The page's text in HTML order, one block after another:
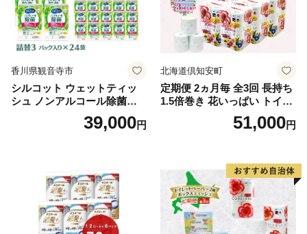
香川県観音寺市
シルコット ウェットティッ
シュ ノンアルコール除菌詰
替（43枚×3P）×24袋 日用品
おもちゃ 拭き取り 手拭き 外
39,000円
北海道倶知安町
定期便 2ヵ月毎 全3回 長持ち
1.5倍巻き 花いっぱい トイレ
ットペーパー ダブル 45ｍ 計
72ロール 全18種 花柄 プリン
ー 消耗品 備蓄 送料無料 北海
道 倶知安町 日用品
51,000円